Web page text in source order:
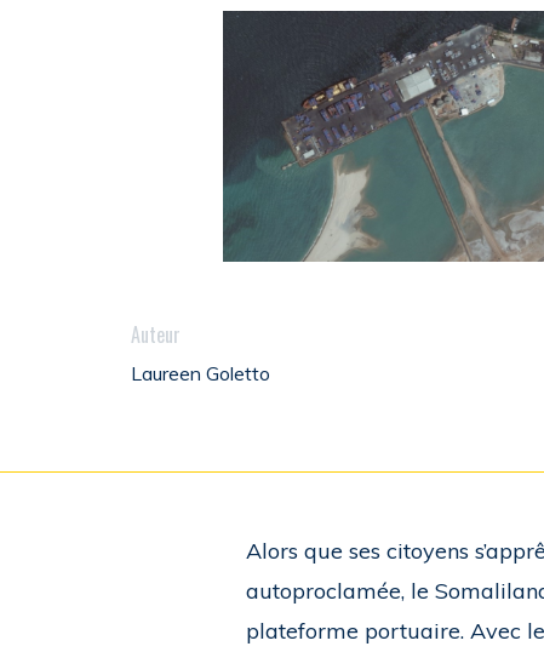
Auteur
Laureen Goletto
Alors que ses citoyens
autoproclamée, le
plateforme portuaire. Avec